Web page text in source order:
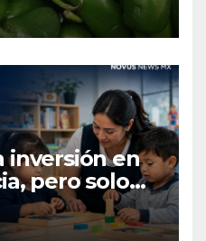
inversión en
pero solo
gasto